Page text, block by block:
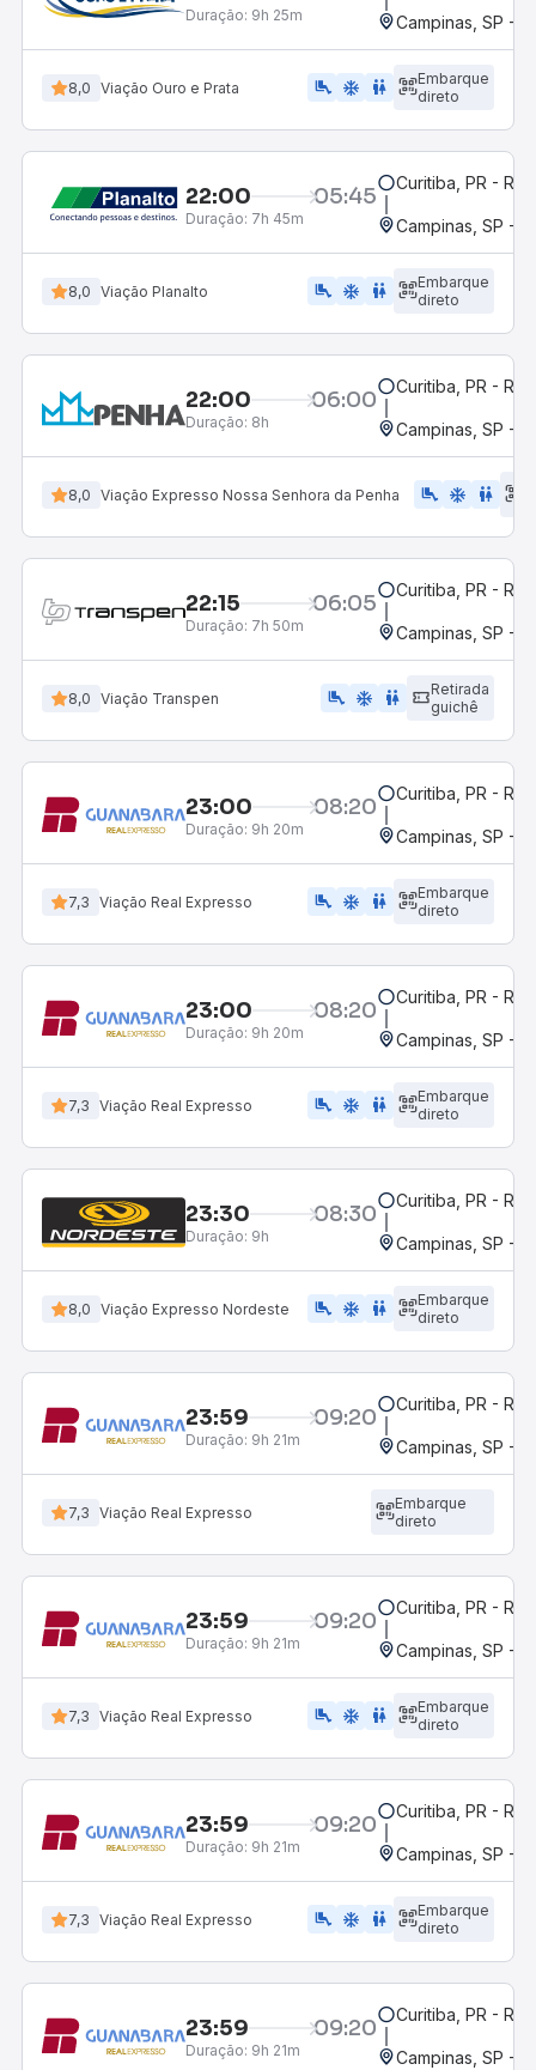
Duração: 9h 25m Campinas, SP -
8,0 Viação Ouro e Prata airline_seat_legroom_extra ac_unit WC
Embarque
direto
22:00 05:45
Duração: 7h 45m
Curitiba, PR -
Campinas, SP -
8,0 Viação Planalto airline_seat_legroom_extra ac_unit WC
Embarque
direto
22:00 06:00
Duração: 8h
Curitiba, PR -
Campinas, SP -
8,0 Viação Expresso Nossa Senhora da Penha airline_seat_legroom_extra ac_unit WC
22:15 06:05
Duração: 7h 50m
Curitiba, PR -
Campinas, SP -
8,0 Viação Transpen airline_seat_legroom_extra ac_unit WC
Retirada
guichê
23:00 08:20
Duração: 9h 20m
Curitiba, PR -
Campinas, SP -
7,3 Viação Real Expresso airline_seat_legroom_extra ac_unit WC
Embarque
direto
23:00 08:20
Duração: 9h 20m
Curitiba, PR -
Campinas, SP -
7,3 Viação Real Expresso airline_seat_legroom_extra ac_unit wc
Embarque
direto
23:30 08:30
Duração: 9h
Curitiba, PR -
Campinas, SP -
8,0 Viação Expresso Nordeste airline_seat_legroom_extra ac_unit WC
Embarque
direto
23:59 09:20
Duração: 9h 21m
Curitiba, PR -
Campinas, SP -
7,3 Viação Real Expresso
Embarque
direto
23:59 09:20
Duração: 9h 21m
Curitiba, PR -
Campinas, SP -
7,3 Viação Real Expresso airline_seat_legroom_extra ac_unit wc
Embarque
direto
23:59 09:20
Duração: 9h 21m
Curitiba, PR -
Campinas, SP -
7,3 Viação Real Expresso airline_seat_legroom_extra ac_unit wc
Embarque
direto
23:59 09:20
Duração: 9h 21m
Curitiba, PR -
Campinas, SP -